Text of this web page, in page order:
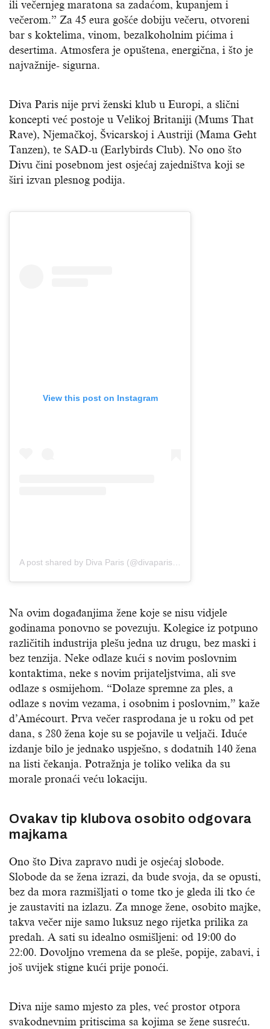
ili večernjeg maratona sa zadaćom, kupanjem i
večerom.” Za 45 eura gošće dobiju večeru, otvoreni
bar s koktelima, vinom, bezalkoholnim pićima i
desertima. Atmosfera je opuštena, energična, i što je
najvažnije- sigurna.
Diva Paris nije prvi ženski klub u Europi, a slični
koncepti već postoje u Velikoj Britaniji (Mums That
Rave), Njemačkoj, Švicarskoj i Austriji (Mama Geht
Tanzen), te SAD-u (Earlybirds Club). No ono što
Divu čini posebnom jest osjećaj zajedništva koji se
širi izvan plesnog podija.
View this post on Instagram
A post shared by Diva Paris (@divaparis_official)
Na ovim događanjima žene koje se nisu vidjele
godinama ponovno se povezuju. Kolegice iz potpuno
različitih industrija plešu jedna uz drugu, bez maski i
bez tenzija. Neke odlaze kući s novim poslovnim
kontaktima, neke s novim prijateljstvima, ali sve
odlaze s osmijehom. “Dolaze spremne za ples, a
odlaze s novim vezama, i osobnim i poslovnim,” kaže
d’Amécourt. Prva večer rasprodana je u roku od pet
dana, s 280 žena koje su se pojavile u veljači. Iduće
izdanje bilo je jednako uspješno, s dodatnih 140 žena
na listi čekanja. Potražnja je toliko velika da su
morale pronaći veću lokaciju.
Ovakav tip klubova osobito odgovara
majkama
Ono što Diva zapravo nudi je osjećaj slobode.
Slobode da se žena izrazi, da bude svoja, da se opusti,
bez da mora razmišljati o tome tko je gleda ili tko će
je zaustaviti na izlazu. Za mnoge žene, osobito majke,
takva večer nije samo luksuz nego rijetka prilika za
predah. A sati su idealno osmišljeni: od 19:00 do
22:00. Dovoljno vremena da se pleše, popije, zabavi, i
još uvijek stigne kući prije ponoći.
Diva nije samo mjesto za ples, već prostor otpora
svakodnevnim pritiscima sa kojima se žene susreću.